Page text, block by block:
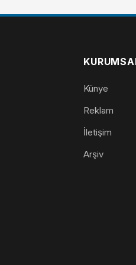
Künye
Reklam
İletişim
Arşiv